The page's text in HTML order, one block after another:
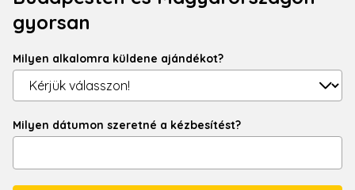
gyorsan
Milyen alkalomra küldene ajándékot?
Milyen dátumon szeretné a kézbesítést?